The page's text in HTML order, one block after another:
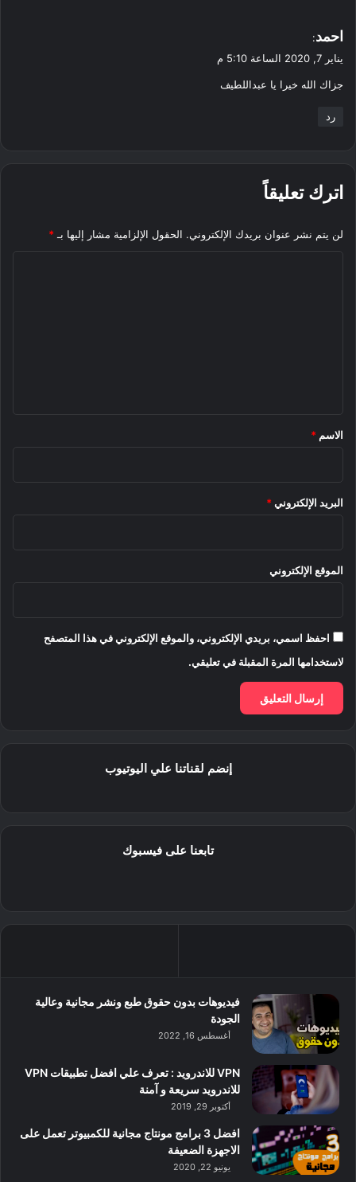
ي
ل
احمد:
يناير 7, 2020 الساعة 5:10 م
جزاك الله خيرا يا عبداللطيف
رد
اترك تعليقاً
لن يتم نشر عنوان بريدك الإلكتروني. الحقول الإلزامية مشار إليها بـ *
*
الاسم *
البريد الإلكتروني *
الموقع الإلكتروني
احفظ اسمي، بريدي الإلكتروني، والموقع الإلكتروني في هذا المتصفح
لاستخدامها المرة المقبلة في تعليقي.
إنضم لقناتنا علي اليوتيوب
تابعنا على فيسبوك
فيديوهات بدون حقوق طبع ونشر مجانية وعالية
الجودة
أغسطس 16, 2022
VPN للاندرويد : تعرف علي افضل تطبيقات VPN
للاندرويد سريعة و آمنة
أكتوبر 29, 2019
افضل 3 برامج مونتاج مجانية للكمبيوتر تعمل على
الاجهزة الضعيفة
يونيو 22, 2020